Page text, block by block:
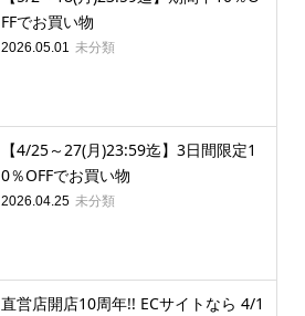
FFでお買い物
2026.05.01 未分類
【4/25～27(月)23:59迄】3日間限定1
0％OFFでお買い物
2026.04.25 未分類
直営店開店10周年!! ECサイトなら 4/1